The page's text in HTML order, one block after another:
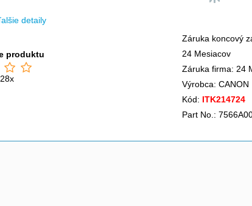
detaily
produktu
Záruka koncový
24 Mesiacov
Záruka firma: 24
Výrobca: CANON
Kód: ITK214724
Part No.: